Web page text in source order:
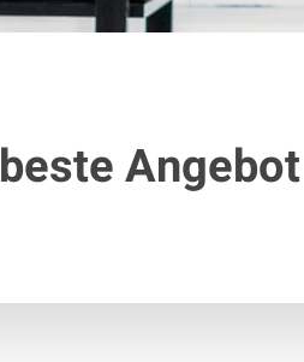
beste Angebot